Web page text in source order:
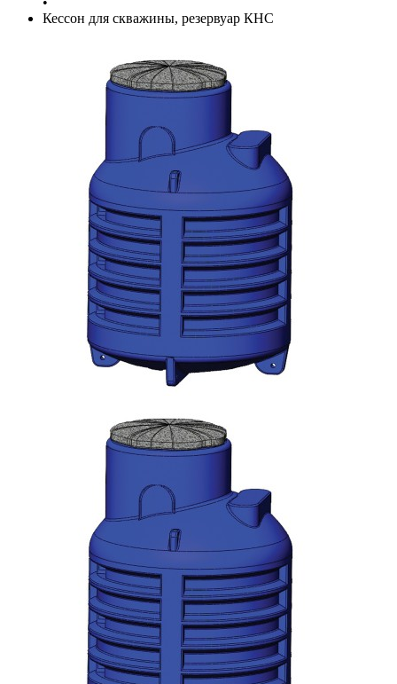
Кессон для скважины, резервуар КНС